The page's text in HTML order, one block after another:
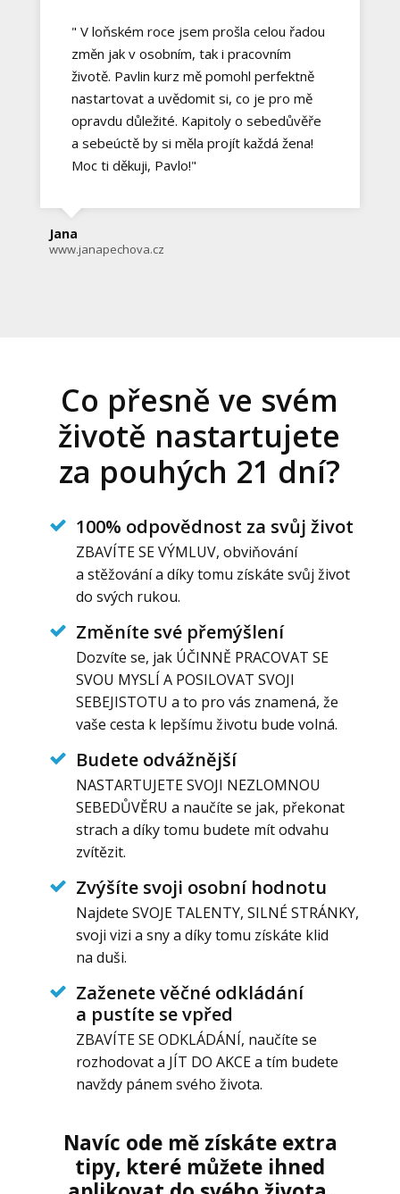
" V loňském roce jsem prošla celou řadou
změn jak v osobním, tak i pracovním
životě. Pavlin kurz mě pomohl perfektně
nastartovat a uvědomit si, co je pro mě
opravdu důležité. Kapitoly o sebedůvěře
a sebeúctě by si měla projít každá žena!
Moc ti děkuji, Pavlo!"
Jana
www.janapechova.cz
Co přesně ve svém
životě nastartujete
za pouhých 21 dní?
100% odpovědnost za svůj život
ZBAVÍTE SE VÝMLUV, obviňování
a stěžování a díky tomu získáte svůj život
do svých rukou.
Změníte své přemýšlení
Dozvíte se, jak ÚČINNĚ PRACOVAT SE
SVOU MYSLÍ A POSILOVAT SVOJI
SEBEJISTOTU a to pro vás znamená, že
vaše cesta k lepšímu životu bude volná.
Budete odvážnější
NASTARTUJETE SVOJI NEZLOMNOU
SEBEDŮVĚRU a naučíte se jak, překonat
strach a díky tomu budete mít odvahu
zvítězit.
Zvýšíte svoji osobní hodnotu
Najdete SVOJE TALENTY, SILNÉ STRÁNKY,
svoji vizi a sny a díky tomu získáte klid
na duši.
Zaženete věčné odkládání
a pustíte se vpřed
ZBAVÍTE SE ODKLÁDÁNÍ, naučíte se
rozhodovat a JÍT DO AKCE a tím budete
navždy pánem svého života.
Navíc ode mě získáte extra
tipy, které můžete ihned